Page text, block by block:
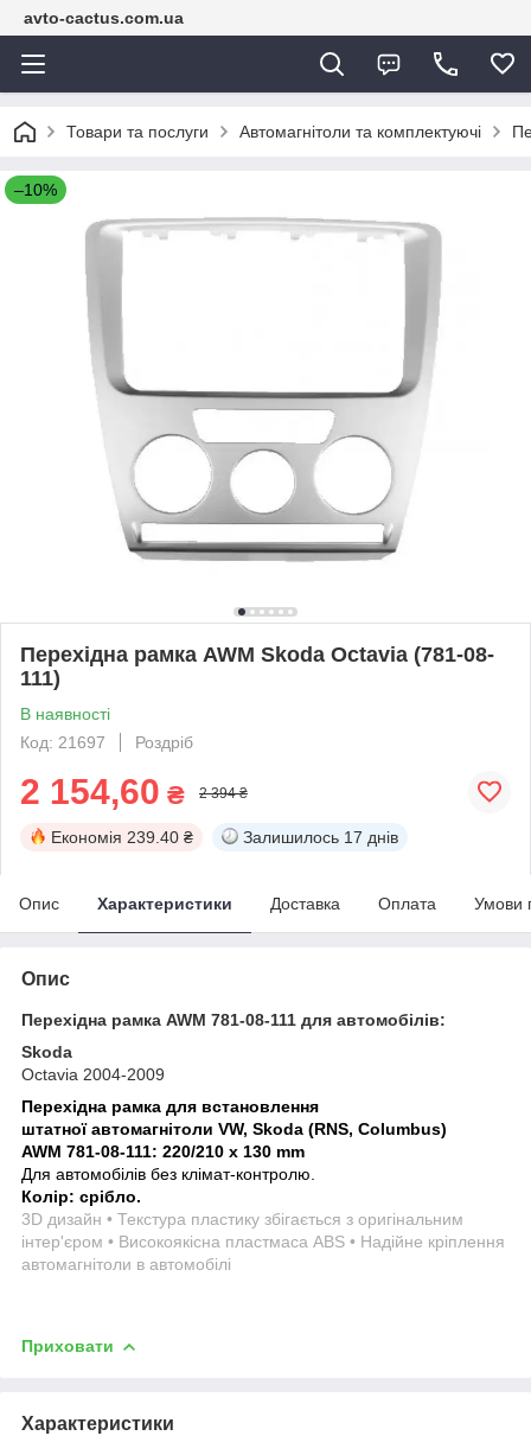
avto-cactus.com.ua
Товари та послуги Автомагнітоли та комплектуючі
–10%
Перехідна рамка AWM Skoda Octavia (781-08-
111)
В наявності
Код: 21697
Роздріб
2 154,60 ₴ 2 394 ₴
Економія 239.40 ₴ Залишилось 17 днів
Опис Характеристики Доставка Оплата Умови
Опис
Перехідна рамка AWM 781-08-111 для автомобілів:
Skoda
Octavia 2004-2009
Перехідна рамка для встановлення
штатної автомагнітоли VW, Skoda (RNS, Columbus)
AWM 781-08-111: 220/210 x 130 mm
Для автомобілів без клімат-контролю.
Колір: срібло.
3D дизайн • Текстура пластику збігається з оригінальним
інтер'єром • Високоякісна пластмаса ABS • Надійне кріплення
автомагнітоли в автомобілі
Приховати
Характеристики